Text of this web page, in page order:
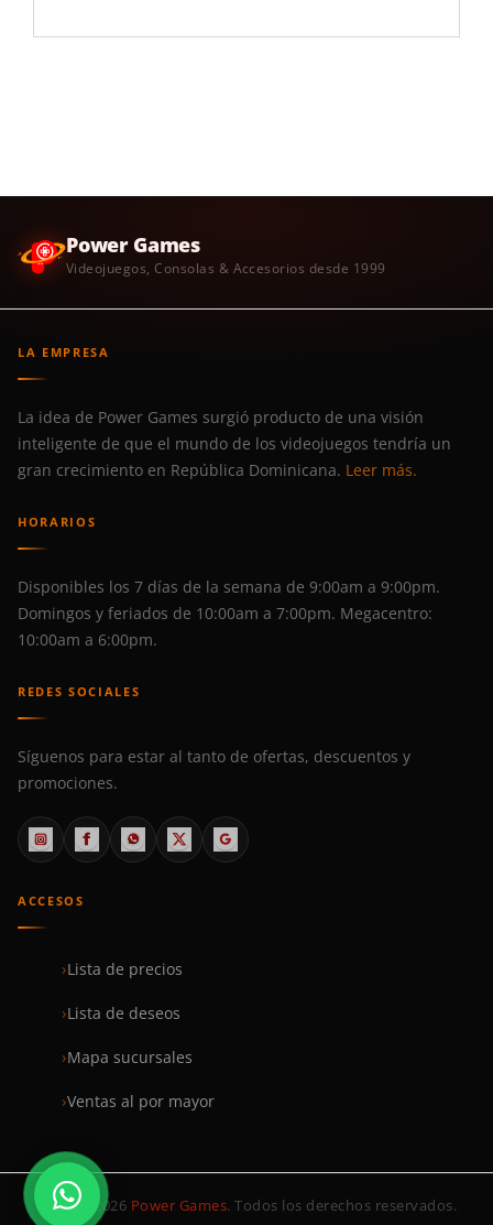
Power Games
Videojuegos, Consolas & Accesorios desde 1999
LA EMPRESA
La idea de Power Games surgió producto de una visión
inteligente de que el mundo de los videojuegos tendría un
gran crecimiento en República Dominicana. Leer más.
HORARIOS
Disponibles los 7 días de la semana de 9:00am a 9:00pm.
Domingos y feriados de 10:00am a 7:00pm. Megacentro:
10:00am a 6:00pm.
REDES SOCIALES
Síguenos para estar al tanto de ofertas, descuentos y
promociones.
ACCESOS
Lista de precios
Lista de deseos
Mapa sucursales
Ventas al por mayor
© 1999–2026 Power Games. Todos los derechos reservados.